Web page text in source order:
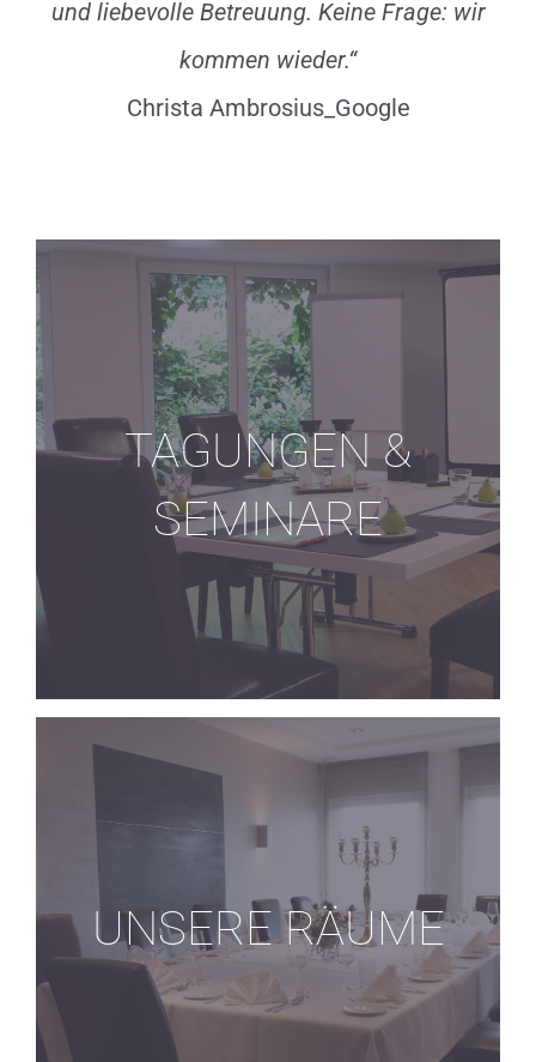
und liebevolle Betreuung. Keine Frage: wir
kommen wieder.“
Christa Ambrosius_Google
TAGUNGEN &
SEMINARE
UNSERE RÄUME